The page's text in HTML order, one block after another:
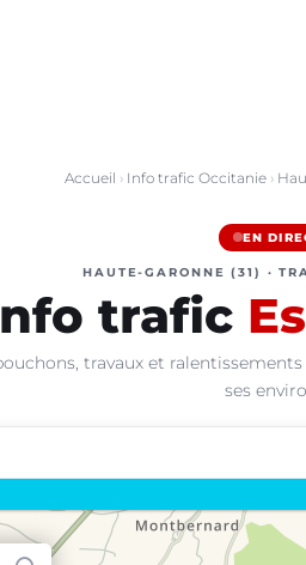
Accueil › Info trafic Occitanie›
EN
HAUTE-GARONNE (31) ·
trafic
travaux et
ses